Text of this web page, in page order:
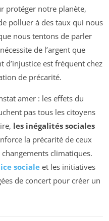
protéger notre planète,
polluer à des taux qui nous
nous tentons de parler
de l’argent que
d’injustice est fréquent chez
de précarité.
amer : les effets du
pas tous les citoyens
les inégalités sociales
la précarité de ceux
climatiques.
sociale et les initiatives
de concert pour créer un